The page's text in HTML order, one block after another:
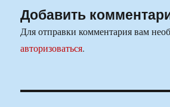
Добавить
Для отправки комментария вам
авторизоваться.